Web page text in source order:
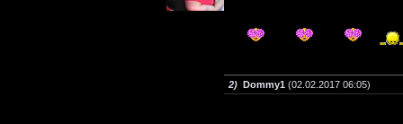
2) Dommy1 (02.02.2017 06:05)